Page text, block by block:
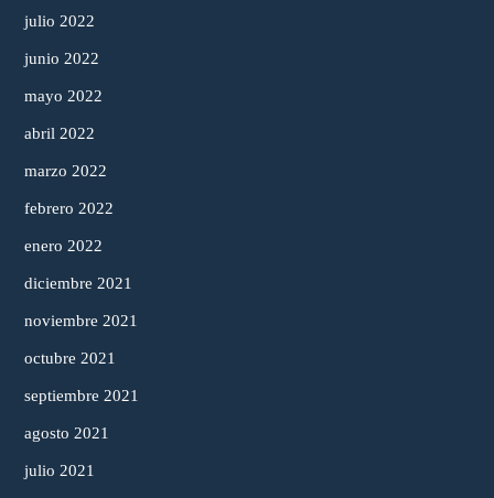
julio 2022
junio 2022
mayo 2022
abril 2022
marzo 2022
febrero 2022
enero 2022
diciembre 2021
noviembre 2021
octubre 2021
septiembre 2021
agosto 2021
julio 2021